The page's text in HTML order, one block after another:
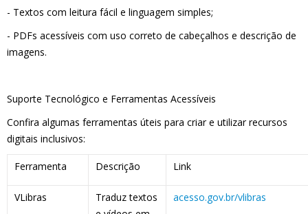
- Textos com leitura fácil e linguagem simples;
- PDFs acessíveis com uso correto de cabeçalhos e descrição de
imagens.
Suporte Tecnológico e Ferramentas Acessíveis
Confira algumas ferramentas úteis para criar e utilizar recursos
digitais inclusivos:
Ferramenta Descrição Link
VLibras
Traduz textos
acesso.gov.br/vlibras